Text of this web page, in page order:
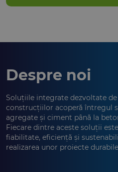
Despre noi
Soluțiile integrate dezvoltate
construcțiilor acoperă întregul
agregate și ciment până la
Fiecare dintre aceste soluții
fiabilitate, eficiență și
realizarea unor proiecte